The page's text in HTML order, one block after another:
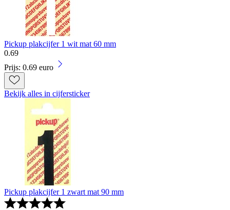
Pickup plakcijfer 1 wit mat 60 mm
0.69
Prijs: 0.69 euro
Bekijk alles in cijfersticker
Pickup plakcijfer 1 zwart mat 90 mm